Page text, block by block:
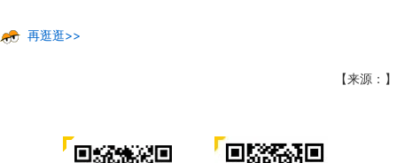
再逛逛>>
【来源：】